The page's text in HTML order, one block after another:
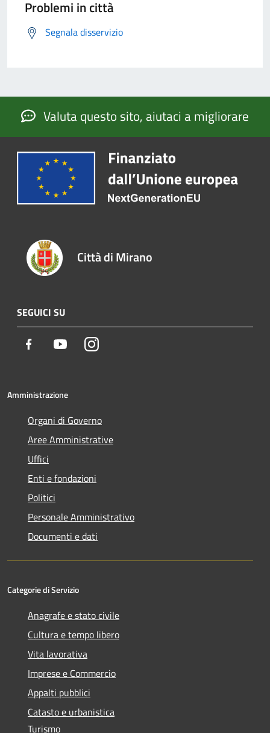
Problemi in città
Segnala disservizio
Valuta questo sito, aiutaci a migliorare
Città di Mirano
SEGUICI SU
Facebook YoutubeInstagram
Amministrazione
Organi di Governo
Aree Amministrative
Uffici
Enti e fondazioni
Politici
Personale Amministrativo
Documenti e dati
Categorie di Servizio
Anagrafe e stato civile
Cultura e tempo libero
Vita lavorativa
Imprese e Commercio
Appalti pubblici
Catasto e urbanistica
Turismo